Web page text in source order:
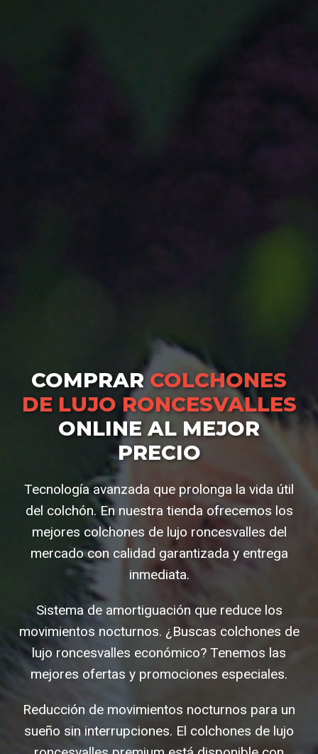
COMPRAR COLCHONES
DE LUJO RONCESVALLES
ONLINE AL MEJOR
PRECIO
Tecnología avanzada que prolonga la vida útil
del colchón. En nuestra tienda ofrecemos los
mejores colchones de lujo roncesvalles del
mercado con calidad garantizada y entrega
inmediata.
Sistema de amortiguación que reduce los
movimientos nocturnos. ¿Buscas colchones de
lujo roncesvalles económico? Tenemos las
mejores ofertas y promociones especiales.
Reducción de movimientos nocturnos para un
sueño sin interrupciones. El colchones de lujo